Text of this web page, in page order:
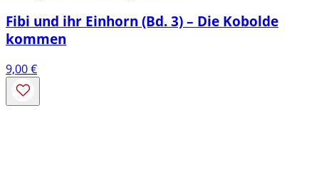
Fibi und ihr Einhorn (Bd. 3) – Die Kobolde
kommen
9,00€